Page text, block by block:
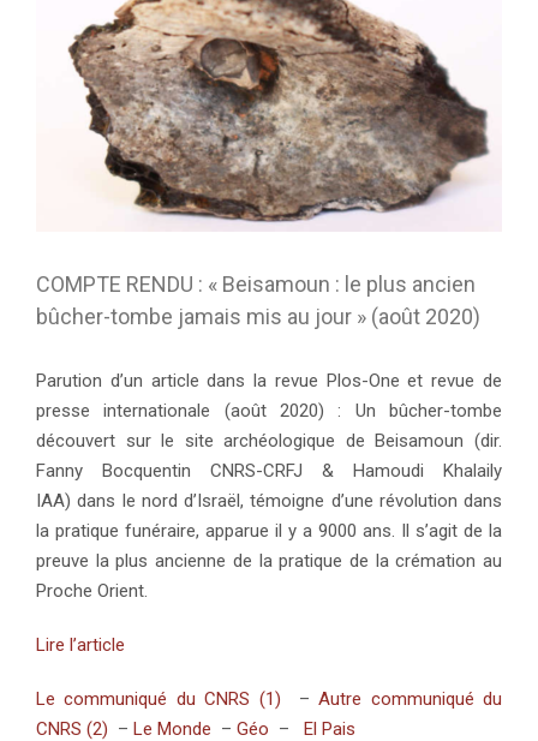
COMPTE RENDU : « Beisamoun : le plus ancien
bûcher-tombe jamais mis au jour » (août 2020)
Parution d’un article dans la revue Plos-One et revue de
presse internationale (août 2020) : Un bûcher-tombe
découvert sur le site archéologique de Beisamoun (dir.
Fanny Bocquentin CNRS-CRFJ & Hamoudi Khalaily
IAA) dans le nord d’Israël, témoigne d’une révolution dans
la pratique funéraire, apparue il y a 9000 ans. Il s’agit de la
preuve la plus ancienne de la pratique de la crémation au
Proche Orient.
Lire l’article
Le communiqué du CNRS (1) –Autre communiqué du
CNRS (2) – Le Monde – Géo – El Pais